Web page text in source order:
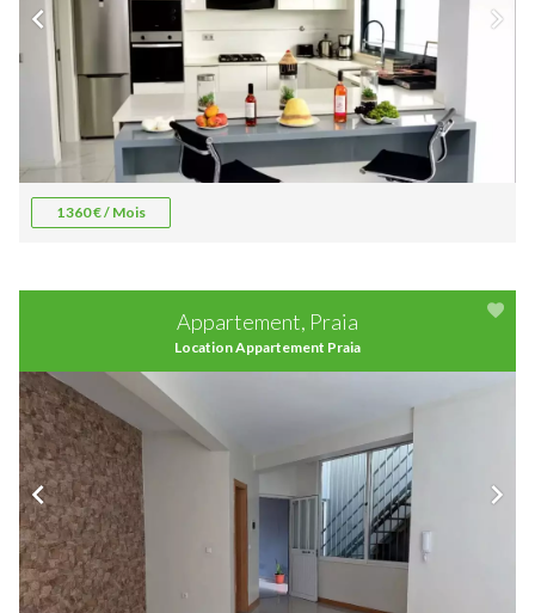
1 360 € / Mois
Appartement, Praia
Location Appartement Praia